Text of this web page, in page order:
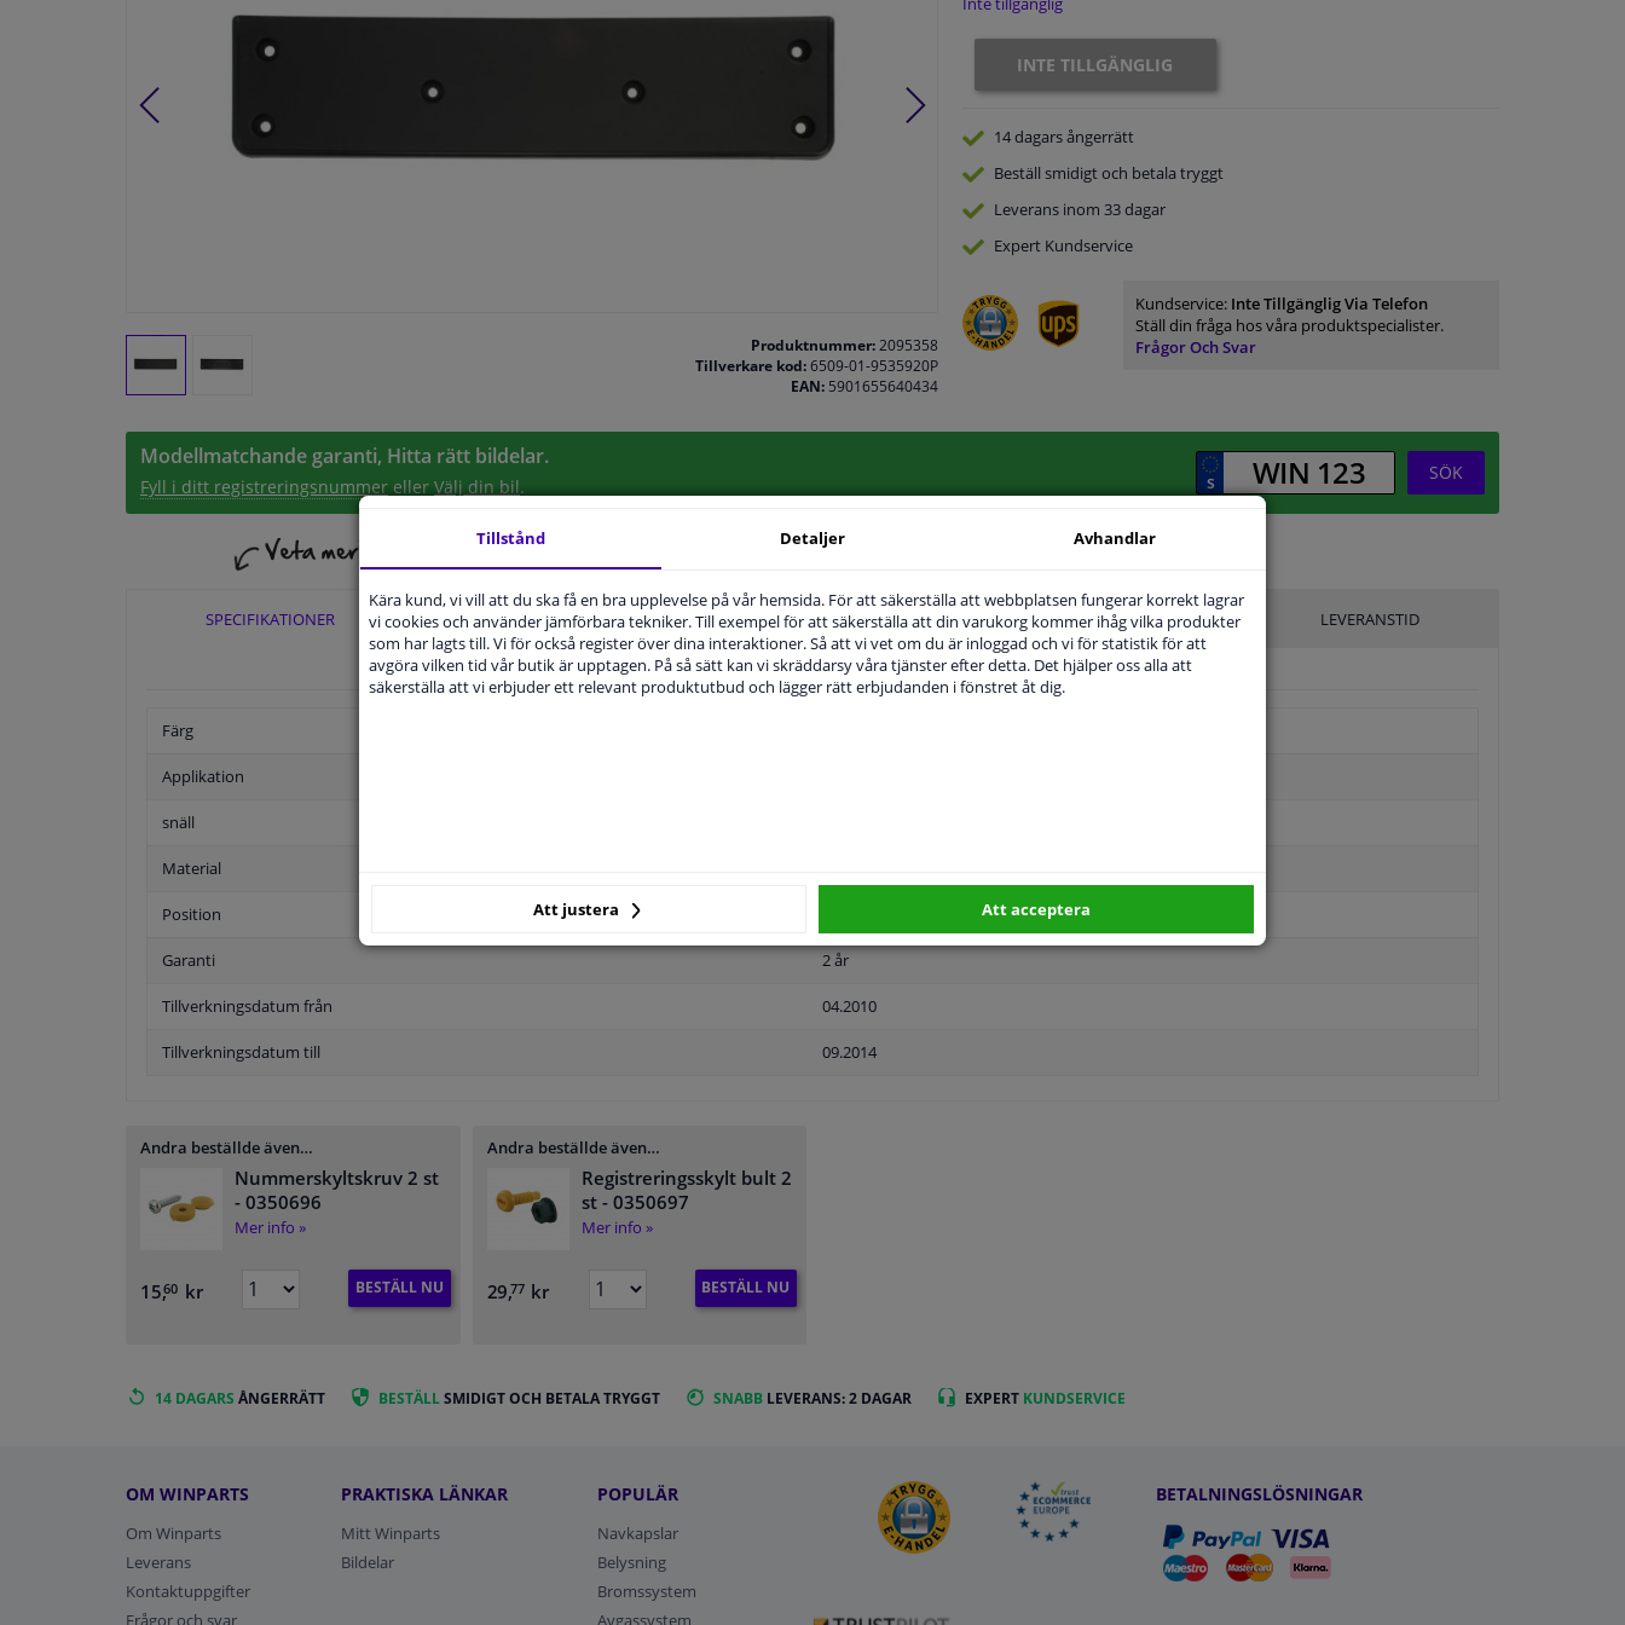
Produktnummer:2095358
Tillverkare kod:6509-01-9535920P
EAN:5901655640434
INTE TILLGÄNGLIG
14 dagarsångerrätt
Beställ smidigt och betala tryggt
Leverans inom 33 dagar
Expert Kundservice
Kundservice: Inte Tillgänglig Via Telefon
Ställ din fråga hos våra produktspecialister.
Frågor Och Svar
Modellmatchande garanti, Hitta rätt bildelar.
Fyll i ditt registreringsnummer eller Välj din bil.
SÖK
SPECIFIKATIONER TILLÄMPLIGHET ORIGINALNUMMER TILLVERKARE LEVERANSTID
Färg
Applikation
snäll
Material
Position
Garanti 2 år
Tillverkningsdatum från 04.2010
Tillverkningsdatum till 09.2014
Andra beställde även…
Nummerskyltskruv 2 st
- 0350696
Mer info »
15,60 kr BESTÄLL NU
Andra beställde även…
Registreringsskylt bult 2
st- 0350697
Mer info »
29,77 kr BESTÄLL NU
14 DAGARS ÅNGERRÄTT BESTÄLLSMIDIGT OCH BETALA TRYGGT SNABB LEVERANS: 2 DAGAR EXPERT KUNDSERVICE
OM WINPARTS
Om Winparts
Leverans
Kontaktuppgifter
PRAKTISKA LÄNKAR
Mitt Winparts
Bildelar
POPULÄR
Navkapslar
Belysning
Bromssystem
BETALNINGSLÖSNINGAR
Tillstånd Detaljer Avhandlar
Kära kund, vi vill att du ska få en bra upplevelse på vår hemsida. För att säkerställa att webbplatsen fungerar korrekt lagrar
vi cookies och använder jämförbara tekniker. Till exempel för att säkerställa att din varukorg kommer ihåg vilka produkter
som har lagts till. Vi för också register över dina interaktioner. Så att vi vet om du är inloggad och vi för statistik för att
avgöra vilken tid vår butik är upptagen. På så sätt kan vi skräddarsy våra tjänster efter detta. Det hjälper oss alla att
säkerställa att vi erbjuder ett relevant produktutbud och lägger rätt erbjudanden i fönstret åt dig.
Att justera Att acceptera